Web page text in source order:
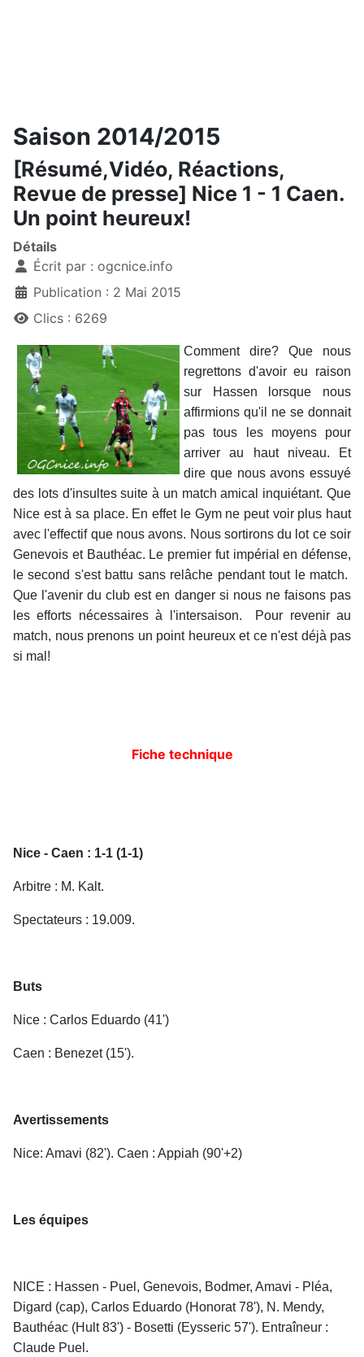
Saison 2014/2015
[Résumé,Vidéo, Réactions,
Revue de presse] Nice 1 - 1 Caen.
Un point heureux!
Détails
Écrit par : ogcnice.info
Publication : 2 Mai 2015
Clics : 6269
Comment dire? Que nous
regrettons d'avoir eu raison
sur Hassen lorsque nous
affirmions qu'il ne se donnait
pas tous les moyens pour
arriver au haut niveau. Et
dire que nous avons essuyé
des lots d'insultes suite à un match amical inquiétant. Que
Nice est à sa place. En effet le Gym ne peut voir plus haut
avec l'effectif que nous avons. Nous sortirons du lot ce soir
Genevois et Bauthéac. Le premier fut impérial en défense,
le second s'est battu sans relâche pendant tout le match.
Que l'avenir du club est en danger si nous ne faisons pas
les efforts nécessaires à l'intersaison. Pour revenir au
match, nous prenons un point heureux et ce n'est déjà pas
si mal!
Fiche technique
Nice - Caen : 1-1 (1-1)
Arbitre : M. Kalt.
Spectateurs : 19.009.
Buts
Nice : Carlos Eduardo (41')
Caen : Benezet (15').
Avertissements
Nice: Amavi (82'). Caen : Appiah (90'+2)
Les équipes
NICE : Hassen - Puel, Genevois, Bodmer, Amavi - Pléa,
Digard (cap), Carlos Eduardo (Honorat 78'), N. Mendy,
Bauthéac (Hult 83') - Bosetti (Eysseric 57'). Entraîneur :
Claude Puel.